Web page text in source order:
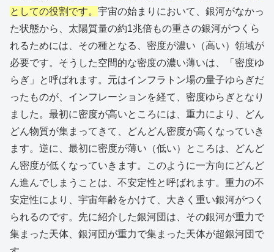
としての役割です。 宇宙の始まりにおいて、銀河がなかっ
た状態から、太陽質量の約1兆倍もの重さの銀河がつくら
れるためには、その種となる、密度が濃い（高い）領域が
必要です。そうした空間的な密度の濃い薄いは、「密度ゆ
らぎ」と呼ばれます。元はインフラトン場の量子ゆらぎだ
ったものが、インフレーションを経て、密度ゆらぎとなり
ました。最初に密度が高いところには、重力により、どん
どん物質が集まってきて、どんどん密度が高くなっていき
ます。逆に、最初に密度が薄い（低い）ところは、どんど
ん密度が低くなっていきます。このように一方向にどんど
ん進んでしまうことは、不安定性と呼ばれます。重力の不
安定性により、宇宙年齢をかけて、大きく重い銀河がつく
られるのです。先に紹介した銀河団は、その銀河が重力で
集まった天体、銀河団が重力で集まった天体が超銀河団で